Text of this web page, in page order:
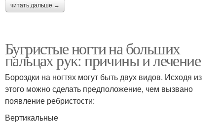
читать дальше →
Бугристые ногти на больших
пальцах рук: причины и лечение
Бороздки на ногтях могут быть двух видов. Исходя из
этого можно сделать предположение, чем вызвано
появление ребристости:
Вертикальные